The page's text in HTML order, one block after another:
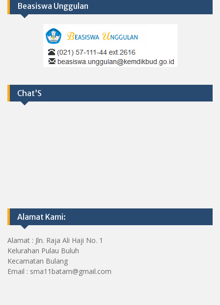
Beasiswa Unggulan
Chat’S
Alamat Kami:
Alamat : Jln. Raja Ali Haji No. 1
Kelurahan Pulau Buluh
Kecamatan Bulang
Email : sma11batam@gmail.com